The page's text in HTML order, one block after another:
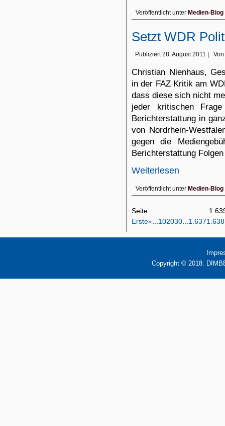
Veröffentlicht unter Medien-Blog
Setzt WDR
Publiziert 28. August 2011 Von
Christian Nienhaus,
in der FAZ Kritik am
dass diese sich nicht
jeder kritischen
Berichterstattung in
von Nordrhein-
gegen die
Berichterstattung Folgen
Weiterlesen
Veröffentlicht unter Medien-Blog
Seite
Erste« 102030 1.6371.638
Copyright © 2018.